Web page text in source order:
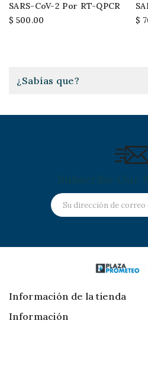
SARS-CoV-2 Por RT-QPCR
$ 500.00 $
¿Sabías que?
Información de la tienda
Información